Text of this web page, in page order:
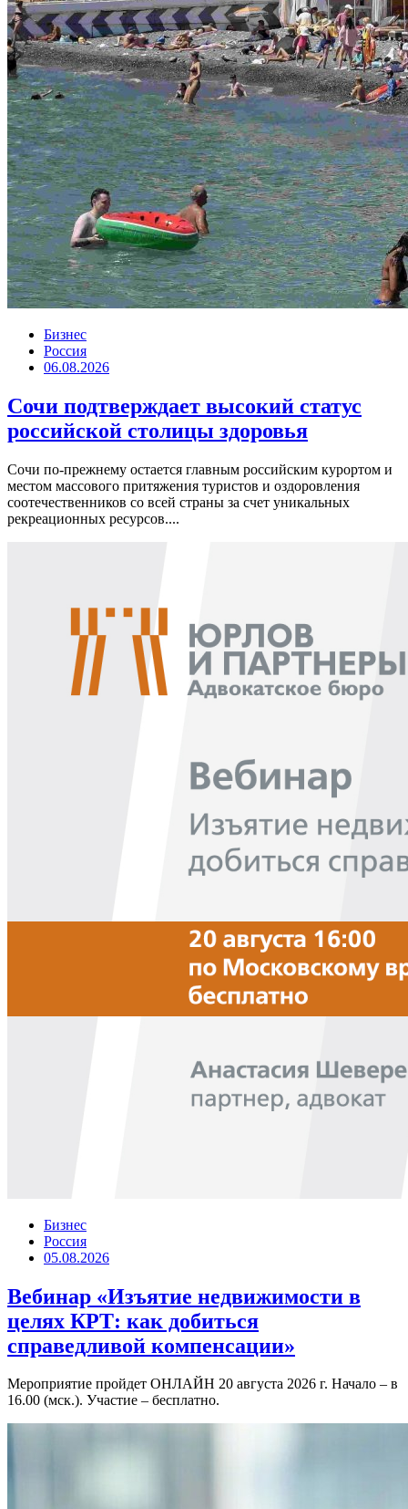
Бизнес
Россия
06.08.2026
Сочи подтверждает высокий статус
российской столицы здоровья
Сочи по-прежнему остается главным российским курортом и
местом массового притяжения туристов и оздоровления
соотечественников со всей страны за счет уникальных
рекреационных ресурсов....
Бизнес
Россия
05.08.2026
Вебинар «Изъятие недвижимости в
целях КРТ: как добиться
справедливой компенсации»
Мероприятие пройдет ОНЛАЙН 20 августа 2026 г. Начало – в
16.00 (мск.). Участие – бесплатно.